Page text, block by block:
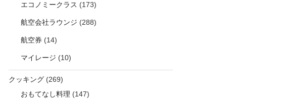
エコノミークラス (173)
航空会社ラウンジ (288)
航空券 (14)
マイレージ (10)
クッキング(269)
おもてなし料理 (147)